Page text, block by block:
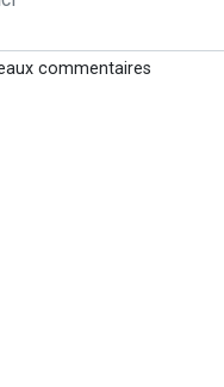
commentaires